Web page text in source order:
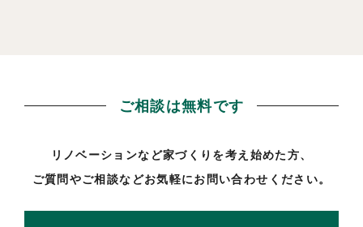
ご相談は無料です
リノベーションなど家づくりを考え始めた方、
ご質問やご相談などお気軽にお問い合わせください。